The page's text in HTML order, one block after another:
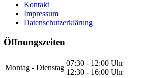
Kontakt
Impressum
Datenschutzerklärung
Öffnungszeiten
Montag - Dienstag
07:30 - 12:00 Uhr
12:30 - 16:00 Uhr